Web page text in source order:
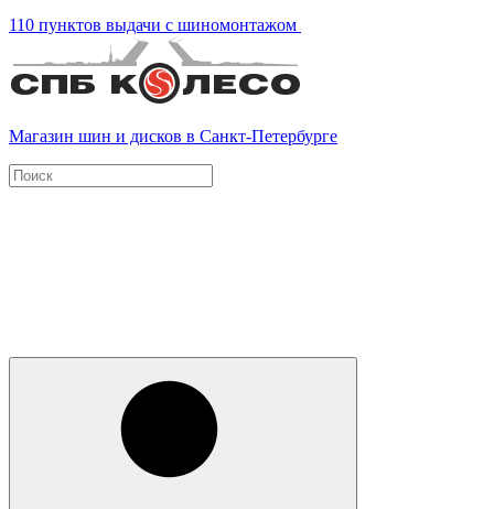
110 пунктов выдачи с шиномонтажом
Магазин шин и дисков в Санкт-Петербурге